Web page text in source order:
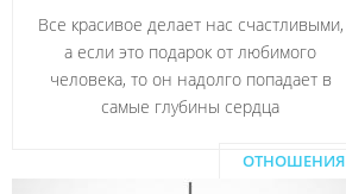
Все красивое делает нас счастливыми,
а если это подарок от любимого
человека, то он надолго попадает в
самые глубины сердца
ОТНОШЕНИЯ